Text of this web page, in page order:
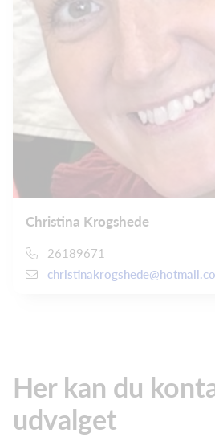
Christina Krogshede
26189671
Her kan du
udvalget